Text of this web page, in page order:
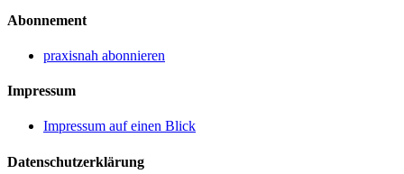
Abonnement
praxisnah abonnieren
Impressum
Impressum auf einen Blick
Datenschutzerklärung